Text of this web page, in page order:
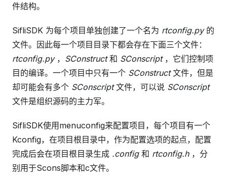
件结构。
SifliSDK 为每个项目单独创建了一个名为 rtconfig.py的
文件。因此每一个项目目录下都会存在下面三个文件：
rtconfig.py， SConstruct和 SConscript，它们控制项
目的编译。一个项目中只有一个 SConstruct文件，但是
却可能会有多个 SConscript文件，可以说 SConscript
文件是组织源码的主力军。
SifliSDK使用menuconfig来配置项目，每个项目有一个
Kconfig，在项目根目录中，作为配置选项的起点，配置
完成后会在项目根目录生成 .config和 rtconfig.h，分
别用于Scons脚本和c文件。